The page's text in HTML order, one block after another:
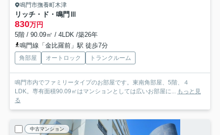
鳴門市撫養町木津
リッチ・ド・鳴門Ⅲ
830万円
5階 / 90.09㎡ / 4LDK /築26年
鳴門線「金比羅前」駅 徒歩7分
角部屋 オートロック トランクルーム
鳴門市内でファミリータイプのお部屋です。東南角部屋、5階、４
LDK。専有面積90.09㎡はマンションとしては広いお部屋に... もっと見
る
中古マンション